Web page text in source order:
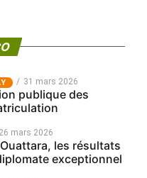
31 mars 2026
publique des
26 mars 2026
les résultats
exceptionnel